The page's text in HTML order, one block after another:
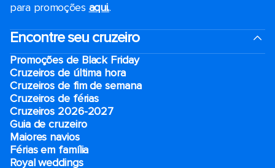
para promoções aqui..
Encontre seu cruzeiro
Promoções de Black Friday
Cruzeiros de última hora
Cruzeiros de fim de semana
Cruzeiros de férias
Cruzeiros 2026-2027
Guia de cruzeiro
Maiores navios
Férias em família
Royal weddings